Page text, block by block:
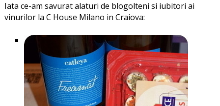
Iata ce-am savurat alaturi de blogolteni si iubitori ai
vinurilor la C House Milano in Craiova: